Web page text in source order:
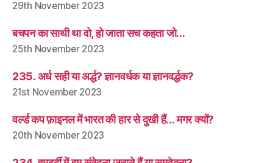
29th November 2023
बचपन का साथी था वो, हो जाता सच कहता जो…
25th November 2023
235. अर्ध सही या अर्द्ध? ज्ञानवर्धक या ज्ञानवर्द्धक?
21st November 2023
वर्ल्ड कप फ़ाइनल में भारत की हार से दुखी हैं… मगर क्यों?
20th November 2023